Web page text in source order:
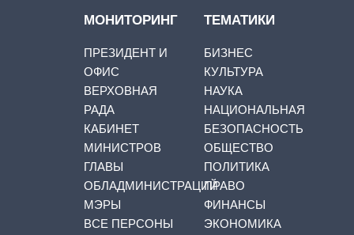
МОНИТОРИНГ
ПРЕЗИДЕНТ И
ОФИС
ВЕРХОВНАЯ
РАДА
КАБИНЕТ
МИНИСТРОВ
ГЛАВЫ
ОБЛАДМИНИСТРАЦИЙ
МЭРЫ
ВСЕ ПЕРСОНЫ
ТЕМАТИКИ
БИЗНЕС
КУЛЬТУРА
НАУКА
НАЦИОНАЛЬНАЯ
БЕЗОПАСНОСТЬ
ОБЩЕСТВО
ПОЛИТИКА
ПРАВО
ФИНАНСЫ
ЭКОНОМИКА